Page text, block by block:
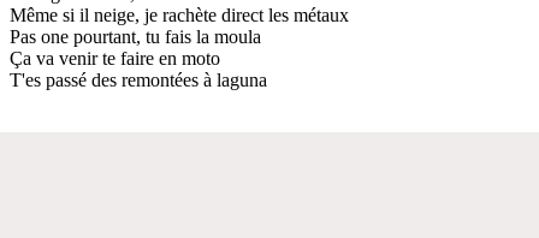
Même si il neige, je rachète direct les métaux
Pas one pourtant, tu fais la moula
Ça va venir te faire en moto
T'es passé des remontées à laguna